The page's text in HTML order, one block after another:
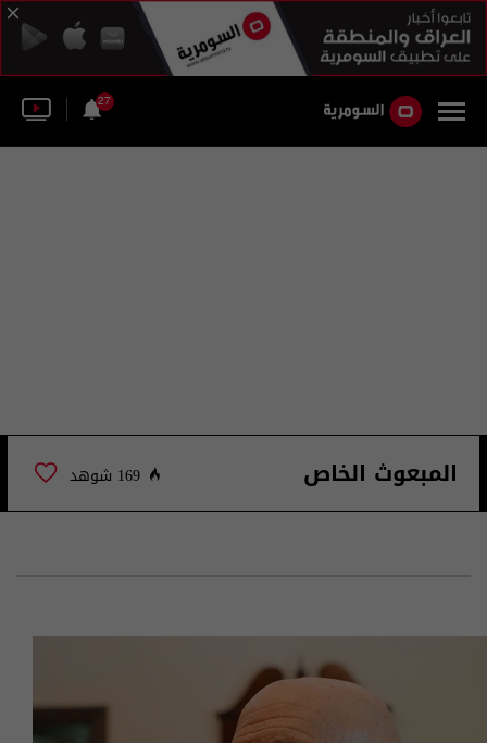
27
المبعوث الخاص 169 شوهد